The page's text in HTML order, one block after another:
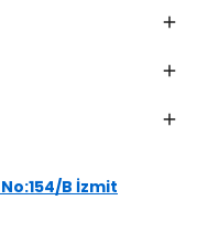
B İzmit